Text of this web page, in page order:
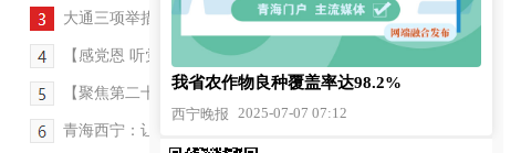
大通三项举措扎实推进农村集体“三资”监管工作
【感党恩 听党话 跟党走】亚历山下辣椒红
【聚焦第二十四届环大美青海国际公路自行车赛】明...
青海西宁：让廉洁文化“出新”更“入心”
我省农作物良种覆盖率达98.2%
西宁晚报 2025-07-07 07:12